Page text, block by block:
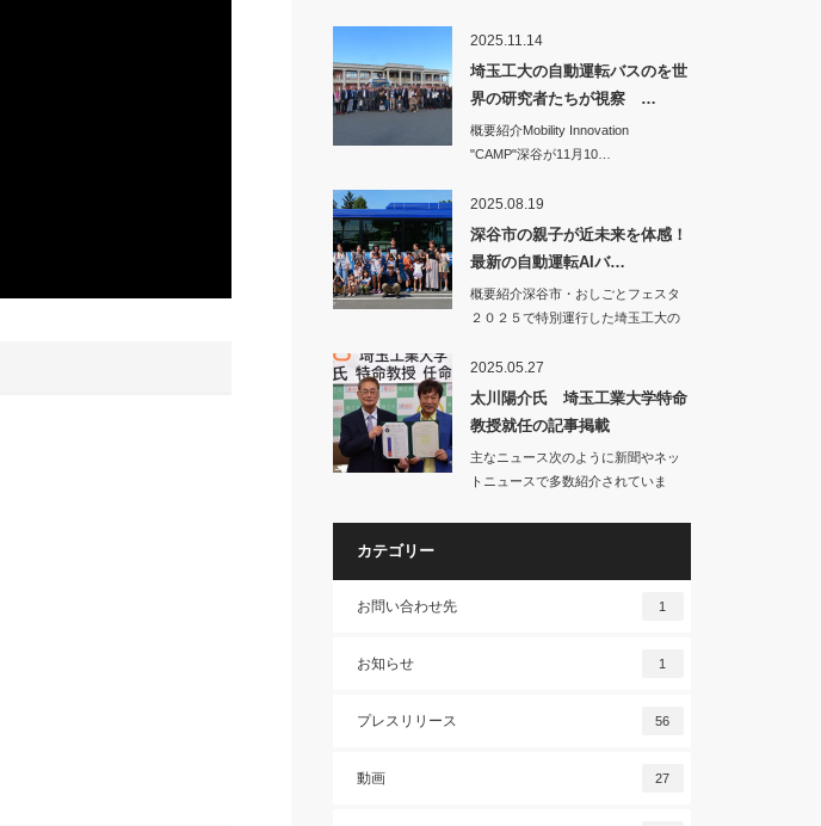
2025.11.14
埼玉工大の自動運転バスのを世
界の研究者たちが視察 …
概要紹介Mobility Innovation
"CAMP"深谷が11月10…
2025.08.19
深谷市の親子が近未来を体感！
最新の自動運転AIバ…
概要紹介深谷市・おしごとフェスタ
２０２５で特別運行した埼玉工大の
2025.05.27
太川陽介氏 埼玉工業大学特命
教授就任の記事掲載
主なニュース次のように新聞やネッ
トニュースで多数紹介されていま
カテゴリー
お問い合わせ先 1
お知らせ 1
プレスリリース 56
動画 27